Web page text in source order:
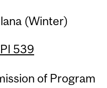
(Winter)
539
of Program